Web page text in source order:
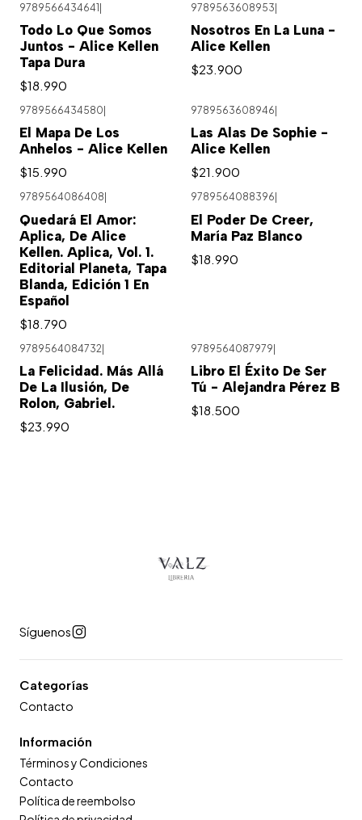
9789566434641|
Todo Lo Que Somos
Juntos - Alice Kellen
Tapa Dura
$18.990
9789563608953|
Nosotros En La Luna -
Alice Kellen
$23.900
9789566434580
El Mapa De Los
Anhelos - Alice Kellen
$15.990
9789563608946
Las Alas De Sophie -
Alice Kellen
$21.900
9789564086408
Quedará El Amor:
Aplica, De Alice
Kellen. Aplica, Vol. 1.
Editorial Planeta, Tapa
Blanda, Edición 1 En
Español
$18.790
9789564088396
El Poder De Creer,
María Paz Blanco
$18.990
9789564084732
La Felicidad. Más Allá
De La Ilusión, De
Rolon, Gabriel.
$23.990
9789564087979
Libro El Éxito De Ser
Tú - Alejandra Pérez B
$18.500
Síguenos
Categorías
Contacto
Información
Términos y Condiciones
Contacto
Política de reembolso